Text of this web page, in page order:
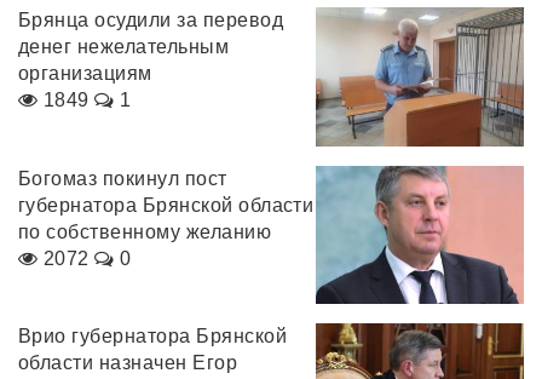
Брянца осудили за перевод
денег нежелательным
организациям
1849
1
Богомаз покинул пост
губернатора Брянской области
по собственному желанию
2072
0
Врио губернатора Брянской
области назначен Егор